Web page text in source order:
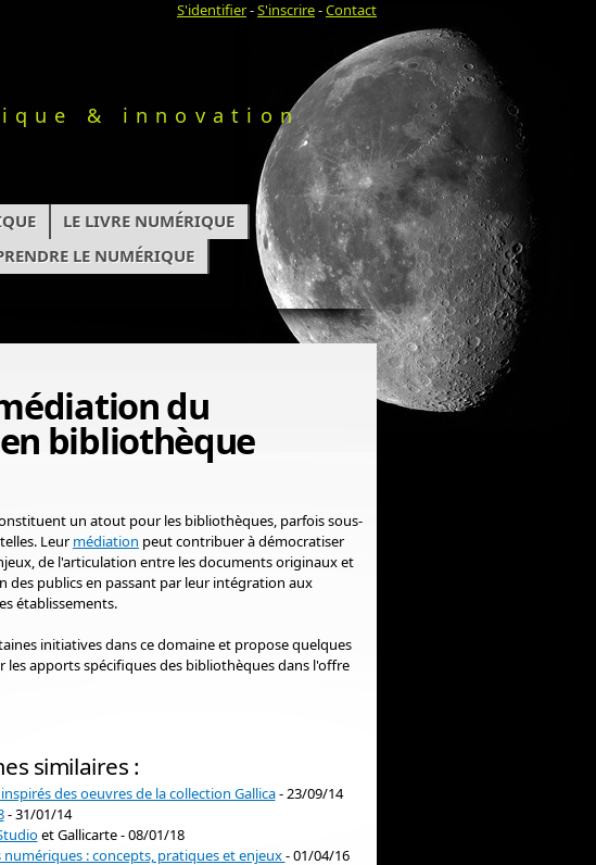
S'identifier-S'inscrire-Contact
& innovation
LE LIVRE NUMÉRIQUE
LE NUMÉRIQUE
du
bibliothèque
un atout pour les bibliothèques, parfois sous-
Leurmédiation peut contribuer à démocratiser
de l'articulation entre les documents originaux et
publics en passant par leur intégration aux
établissements.
initiatives dans ce domaine et propose quelques
apports spécifiques des bibliothèques dans l'offre
similaires :
des oeuvres de la collection Gallica- 23/09/14
- 31/01/14
et Gallicarte - 08/01/18
: concepts, pratiques et enjeux- 01/04/16